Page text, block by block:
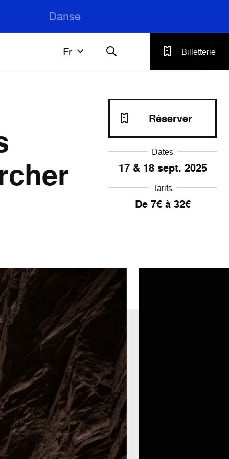
Danse
Fr
Fr Billetterie
Dates
17 & 18 sept. 2025
Tarifs
De 7€ à 32€
Réserver